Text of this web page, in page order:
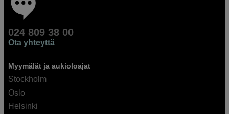
024 809 38 00
Ota yhteyttä
Myymälät ja aukioloajat
Stockholm
Oslo
Helsinki